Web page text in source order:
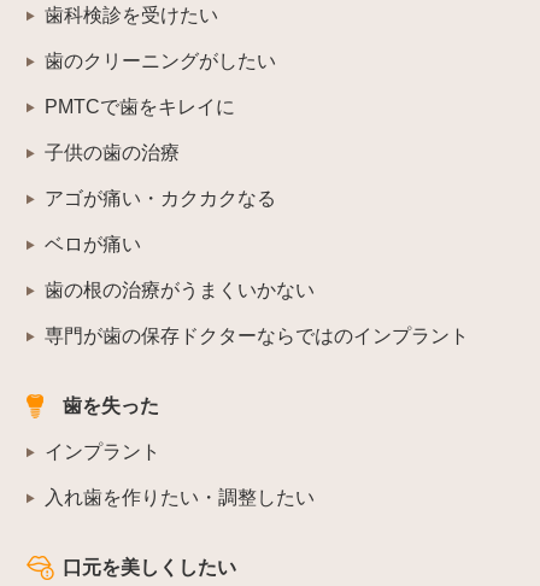
歯科検診を受けたい
歯のクリーニングがしたい
PMTCで歯をキレイに
子供の歯の治療
アゴが痛い・カクカクなる
ベロが痛い
歯の根の治療がうまくいかない
専門が歯の保存ドクターならではのインプラント
歯を失った
インプラント
入れ歯を作りたい・調整したい
口元を美しくしたい